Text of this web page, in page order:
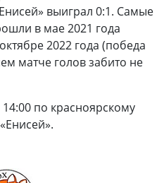
выиграл 0:1. Самые
в мае 2021 года
2022 года (победа
матче голов забито не
по красноярскому